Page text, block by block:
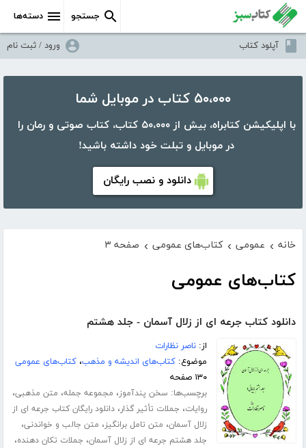
دسته‌ها جستجو
آپلود کتاب ورود / ثبت نام
۵۰،۰۰۰ کتاب در موبایل شما
با اپلیکیشن کتابراه، بیش از ۵۰،۰۰۰ کتاب، کتاب صوتی و رمان را
در موبایل و تبلت خود داشته باشید!
دانلود و نصب رایگان
خانه › عمومی › کتاب‌های عمومی › صفحه ۳
کتاب‌های عمومی
دانلود کتاب جرعه ای از زلال آسمان - جلد هشتم
از:ناصر نظارات
موضوع:کتاب‌های اندیشه و مذهب،کتاب‌های عمومی
۱۳۰ صفحه
برچسب‌ها: سخن پندآموز، مجموعه جمله، متن مذهبی،
روایات، جملات تأثیر گذار،دانلود رایگان کتاب جرعه ای از
زلال آسمان، متن تامل برانگیز، متن جالب و خواندنی،
جلد هشتم جرعه ای از زلال آسمان، جملات تکان دهنده،